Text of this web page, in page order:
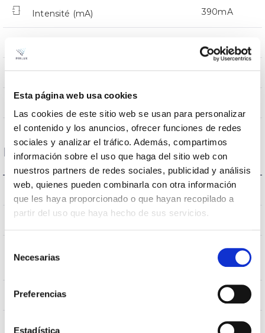
Esta página web usa cookies
Las cookies de este sitio web se usan para personalizar
el contenido y los anuncios, ofrecer funciones de redes
sociales y analizar el tráfico. Además, compartimos
información sobre el uso que haga del sitio web con
nuestros partners de redes sociales, publicidad y análisis
web, quienes pueden combinarla con otra información
que les haya proporcionado o que hayan recopilado a
partir del uso que haya hecho de sus servicios.
Necesarias
Preferencias
Estadística
Intensité (mA) 390mA
Nombre de led 90
Atténuation
Dimensions et montage
L’assemblée 207638,537933,538237,538244
Dimensions 1.414x60x80mm
Position de
Superficie/Suspendido
Empalmable
Éclairage